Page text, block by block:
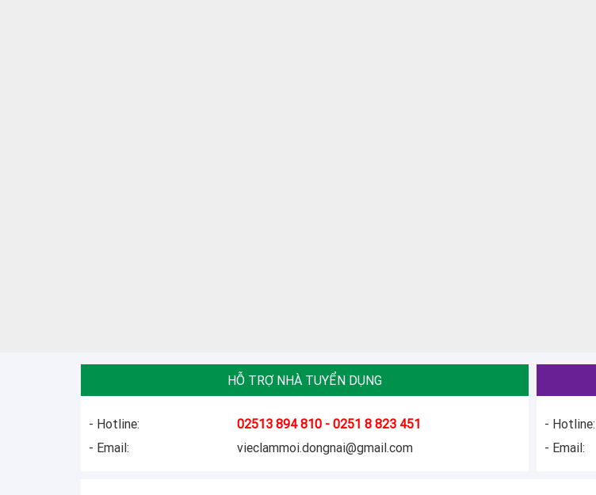
HỖ TRỢ NHÀ TUYỂN DỤNG
- Hotline:
02513 894 810 - 0251 8 823 451
- Email:
vieclammoi.dongnai@gmail.com
- Hotline:
- Email: